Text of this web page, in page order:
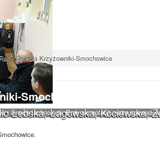
Łebska, Łagowska, Kociewska,
Osiedla Krzyżowniki-Smochowice
Smochowice używa
innych technologii. Brak akceptacji może